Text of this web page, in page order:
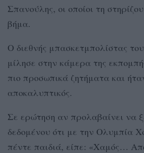
Σπανούλης, οι οποίοι τη
βήμα.
Ο διεθνής μπασκετμπολίστας
μίλησε στην κάμερα της
πιο προσωπικά ζητήματα και
αποκαλυπτικός.
Σε ερώτηση αν προλαβαίνει να
δεδομένου ότι με την Ολυμπία
πέντε παιδιά, είπε: «Χαμός…